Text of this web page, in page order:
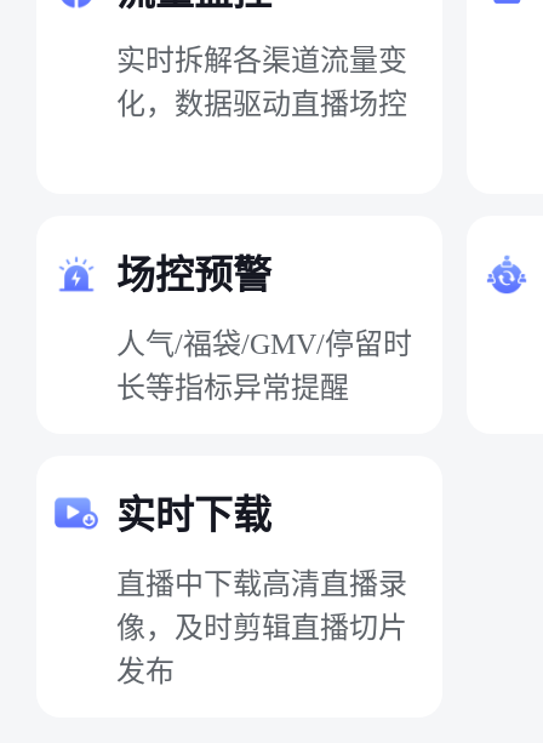
实时拆解各渠道流量变
化，数据驱动直播场控
场控预警
人气/福袋/GMV/停留时
长等指标异常提醒
实时下载
直播中下载高清直播录
像，及时剪辑直播切片
发布